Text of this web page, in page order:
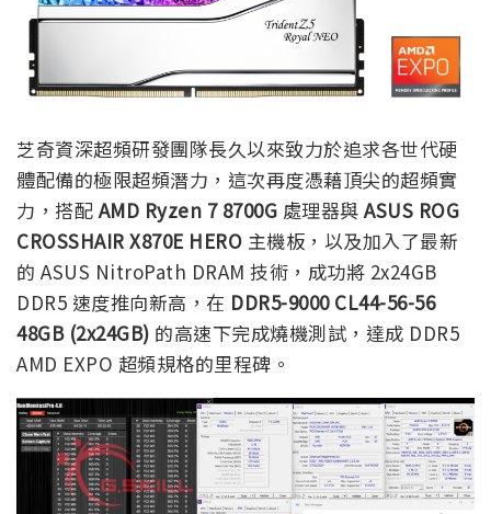
芝奇資深超頻研發團隊長久以來致力於追求各世代硬
體配備的極限超頻潛力，這次再度憑藉頂尖的超頻實
力，搭配AMD Ryzen 7 8700G 處理器與ASUS ROG
CROSSHAIR X870E HERO 主機板，以及加入了最新
的 ASUS NitroPath DRAM 技術，成功將 2x24GB
DDR5 速度推向新高，在 DDR5-9000 CL44-56-56
48GB (2x24GB) 的高速下完成燒機測試，達成 DDR5
AMD EXPO 超頻規格的里程碑。